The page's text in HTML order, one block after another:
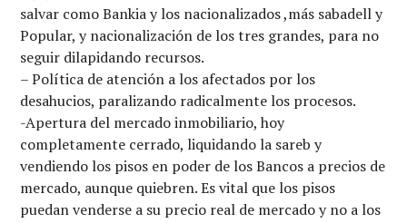
salvar como Bankia y los nacionalizados ,más sabadell y
Popular, y nacionalización de los tres grandes, para no
seguir dilapidando recursos.
– Política de atención a los afectados por los
desahucios, paralizando radicalmente los procesos.
-Apertura del mercado inmobiliario, hoy
completamente cerrado, liquidando la sareb y
vendiendo los pisos en poder de los Bancos a precios de
mercado, aunque quiebren. Es vital que los pisos
puedan venderse a su precio real de mercado y no a los